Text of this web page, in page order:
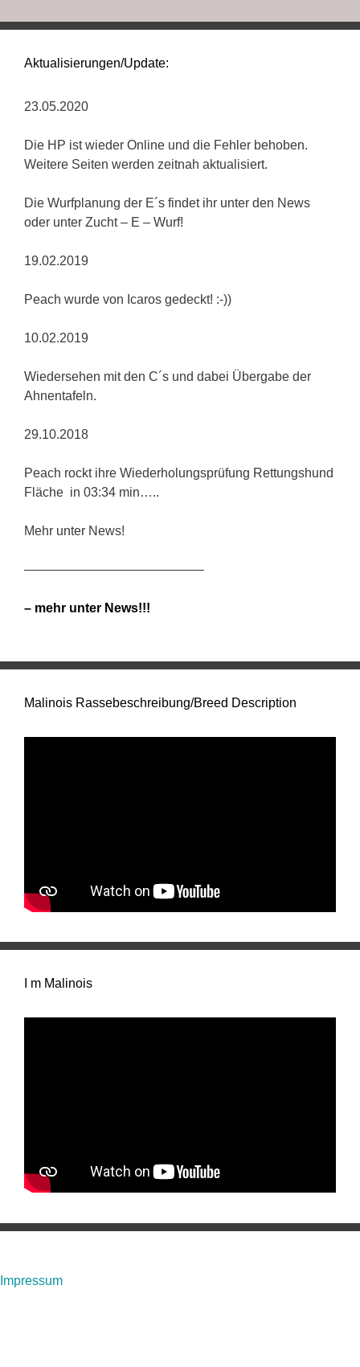
Aktualisierungen/Update:
23.05.2020
Die HP ist wieder Online und die Fehler behoben.
Weitere Seiten werden zeitnah aktualisiert.
Die Wurfplanung der E´s findet ihr unter den News
oder unter Zucht – E – Wurf!
19.02.2019
Peach wurde von Icaros gedeckt! :-))
10.02.2019
Wiedersehen mit den C´s und dabei Übergabe der
Ahnentafeln.
29.10.2018
Peach rockt ihre Wiederholungsprüfung Rettungshund
Fläche in 03:34 min…..
Mehr unter News!
——————————————
– mehr unter News!!!
Malinois Rassebeschreibung/Breed Description
I m Malinois
Impressum